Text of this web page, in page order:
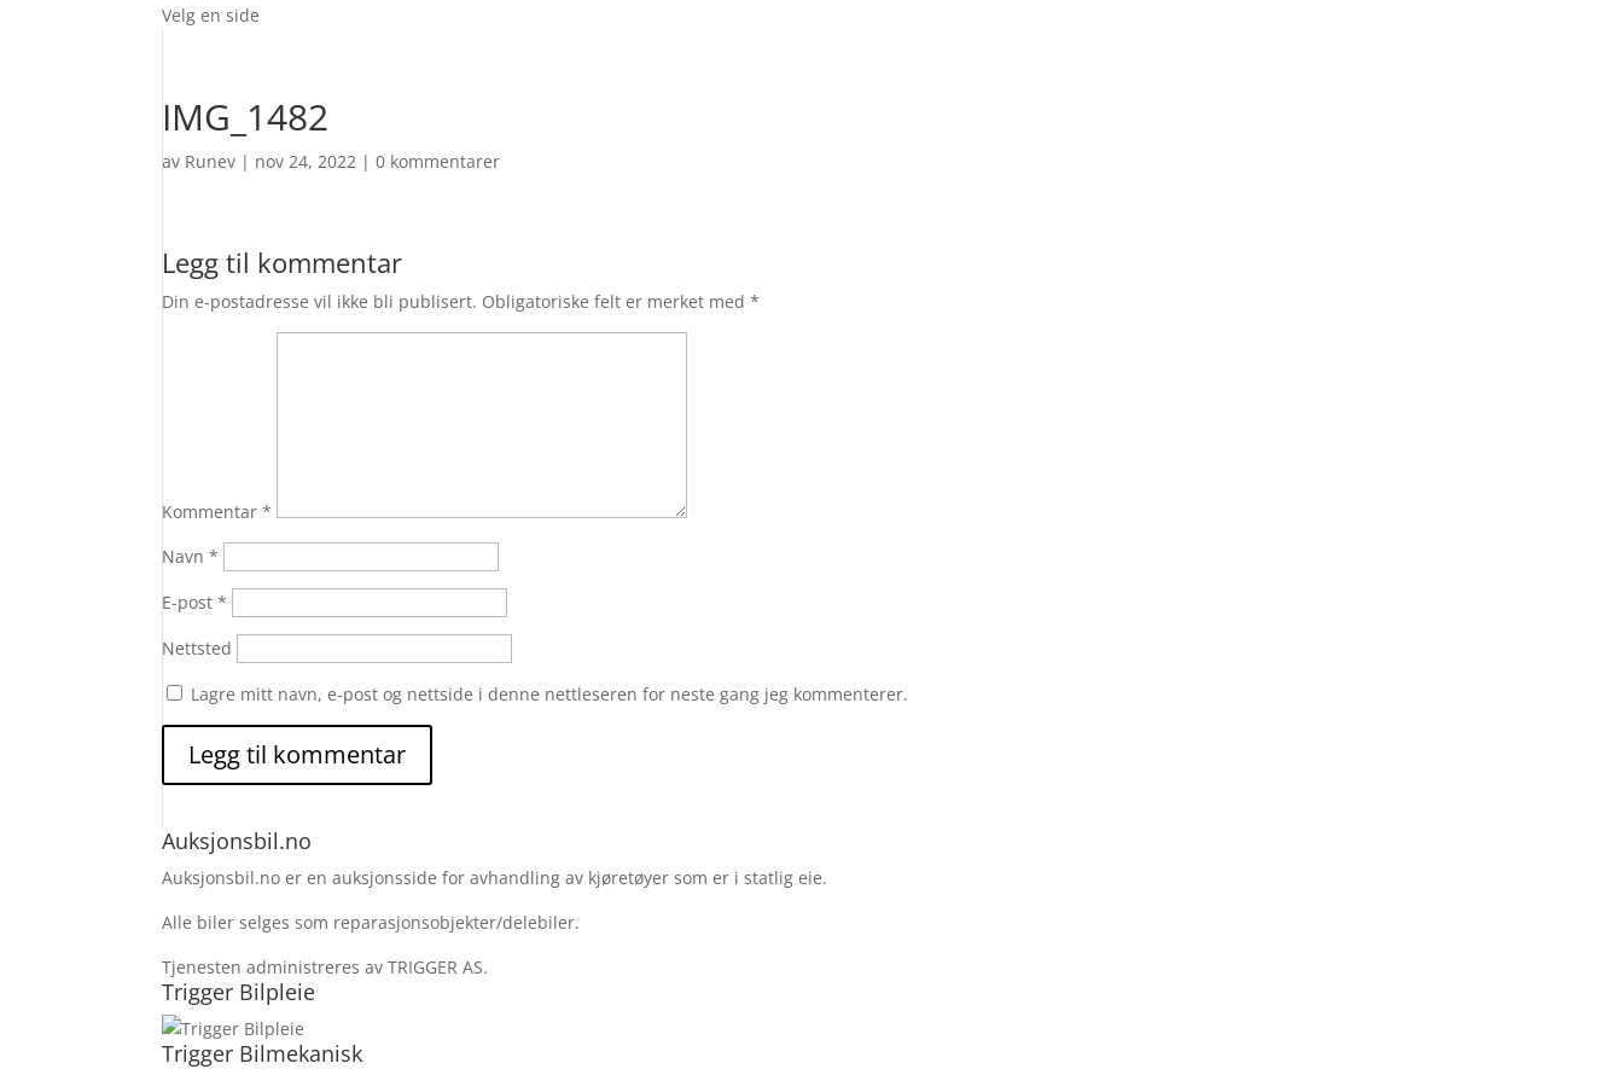
Velg en side
IMG_1482
av Runev | nov 24, 2022 |0 kommentarer
Legg til kommentar
Din e-postadresse vil ikke bli publisert. Obligatoriske felt er merket med*
Kommentar*
Navn*
E-post*
Nettsted
Lagre mitt navn, e-post og nettside i denne nettleseren for neste gang jeg kommenterer.
Auksjonsbil.no
Auksjonsbil.no er en auksjonsside for avhandling av kjøretøyer som er i statlig eie.
Alle biler selges som reparasjonsobjekter/delebiler.
Tjenesten administreres av TRIGGER AS.
Trigger Bilpleie
Trigger Bilmekanisk